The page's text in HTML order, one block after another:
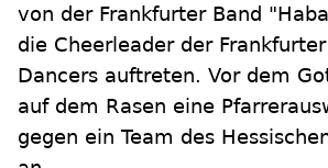
von der Frankfurter Band
die Cheerleader der
Dancers auftreten. Vor dem
auf dem Rasen eine
gegen ein Team des